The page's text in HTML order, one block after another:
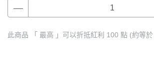
此商品 「 最高 」可以折抵紅利 100 點 (約等於